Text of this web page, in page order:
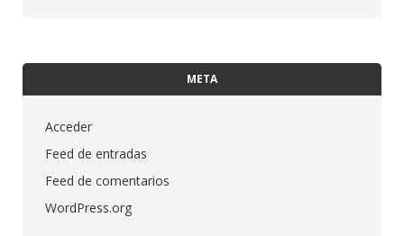
META
Acceder
Feed de entradas
Feed de comentarios
WordPress.org